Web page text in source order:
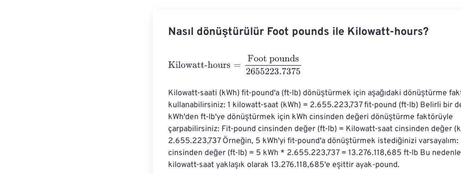
Nasıl dönüştürülür Foot pounds ile Kilowatt-hours?
Kilowatt-hours Foot pounds2655223.7375
Kilowatt-saati (kWh) fit-pound'a (ft-lb) dönüştürmek için aşağıdaki dönüştürme
kullanabilirsiniz: 1 kilowatt-saat (kWh) = 2.655.223,737 fit-pound (ft-lb) Belirli bir
kWh'den ft-lb'ye dönüştürmek için kWh cinsinden değeri dönüştürme faktörüyle
çarpabilirsiniz: Fit-pound cinsinden değer (ft-lb) = Kilowatt-saat cinsinden değer
2.655.223,737 Örneğin, 5 kWh'yi fit-pound'a dönüştürmek istediğinizi varsayalım:
cinsinden değer (ft-lb) = 5 kWh * 2.655.223,737 = 13.276.118,685 ft-lb Bu
kilowatt-saat yaklaşık olarak 13.276.118,685'e eşittir ayak-pound.